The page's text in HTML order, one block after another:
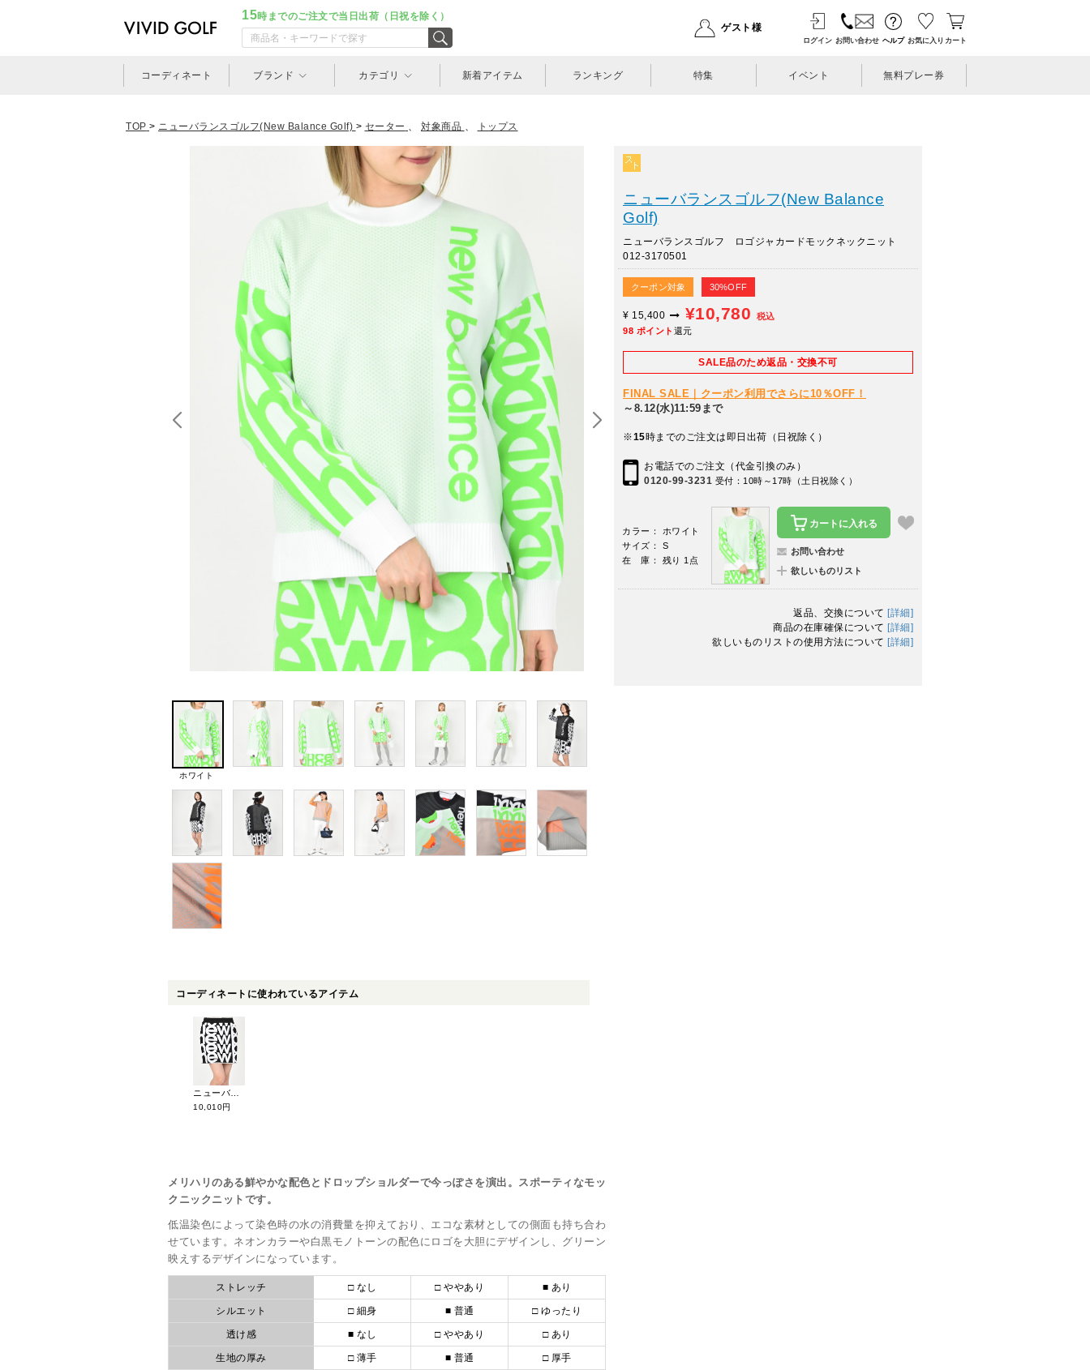
15時までのご注文で当日出荷（日祝を除く）
ゲスト様
ログイン お問い合わせ ヘルプ お気に入り カート
コーディネート ブランド カテゴリ 新着アイテム ランキング 特集 イベント 無料プレー券
TOP > ニューバランスゴルフ(New Balance Golf) > セーター 、 対象商品 、 トップス
ホワイト
コーディネートに使われているアイテム
10,010円
メリハリのある鮮やかな配色とドロップショルダーで今っぽさを演出。スポーティなモッ
クニックニットです。
低温染色によって染色時の水の消費量を抑えており、エコな素材としての側面も持ち合わ
せています。ネオンカラーや白黒モノトーンの配色にロゴを大胆にデザインし、グリーン
映えするデザインになっています。
ストレッチ □ なし □ ややあり ■ あり
シルエット □ 細身 ■ 普通 □ ゆったり
透け感 ■ なし □ ややあり □ あり
生地の厚み □ 薄手 ■ 普通 □ 厚手
ニューバランスゴルフ(New Balance
Golf)
ニューバランスゴルフ ロゴジャカードモックネックニット
012-3170501
クーポン対象 30%OFF
¥ 15,400 ¥10,780
税込
98 ポイント 還元
SALE品のため返品・交換不可
FINAL SALE｜クーポン利用でさらに10％OFF！
～8.12(水)11:59まで
※15時までのご注文は即日出荷（日祝除く）
お電話でのご注文（代金引換のみ）
0120-99-3231 受付：10時～17時（土日祝除く）
カラー： ホワイト
サイズ： S
在 庫： 残り 1点
カートに入れる
お問い合わせ
欲しいものリスト
返品、交換について [詳細]
商品の在庫確保について [詳細]
欲しいものリストの使用方法について [詳細]